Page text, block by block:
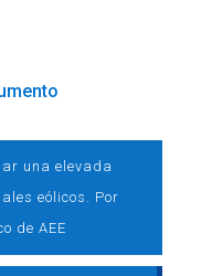
una elevada
eólicos. Por
de AEE